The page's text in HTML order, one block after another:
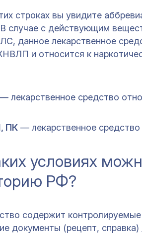
строках вы увидите
В случае с действующим
данное лекарственное
и относится к
— лекарственное средство
ПК — лекарственное средство
условиях
РФ?
содержит
документы (рецепт, справка)